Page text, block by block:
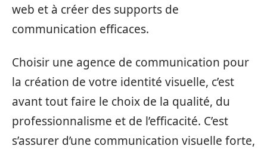
web et à créer des supports de
communication efficaces.
Choisir une agence de communication pour
la création de votre identité visuelle, c’est
avant tout faire le choix de la qualité, du
professionnalisme et de l’efficacité. C’est
s’assurer d’une communication visuelle forte,